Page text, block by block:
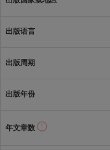
出版语言
出版周期
出版年份
年文章数